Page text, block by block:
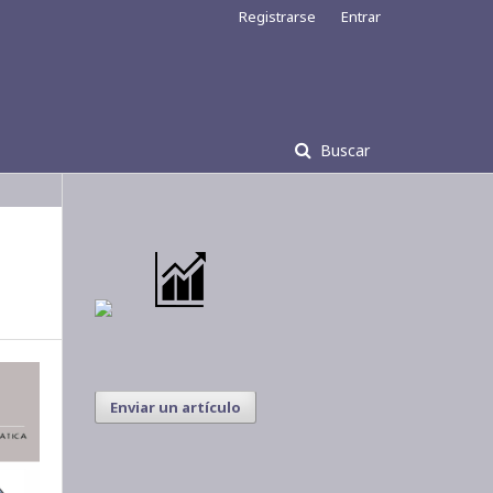
Buscar
Registrarse Entrar
Enviar un artículo